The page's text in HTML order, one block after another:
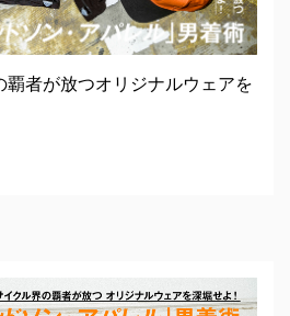
覇者が放つオリジナルウェアを